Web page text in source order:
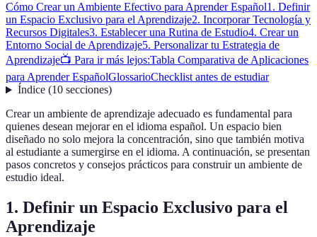
Cómo Crear un Ambiente Efectivo para Aprender Español1. Definir
un Espacio Exclusivo para el Aprendizaje2. Incorporar Tecnología y
Recursos Digitales3. Establecer una Rutina de Estudio4. Crear un
Entorno Social de Aprendizaje5. Personalizar tu Estrategia de
Aprendizaje📺 Para ir más lejos:Tabla Comparativa de Aplicaciones
para Aprender EspañolGlossarioChecklist antes de estudiar
Índice(10 secciones)
Crear un ambiente de aprendizaje adecuado es fundamental para
quienes desean mejorar en el idioma español. Un espacio bien
diseñado no solo mejora la concentración, sino que también motiva
al estudiante a sumergirse en el idioma. A continuación, se presentan
pasos concretos y consejos prácticos para construir un ambiente de
estudio ideal.
1. Definir un Espacio Exclusivo para el
Aprendizaje